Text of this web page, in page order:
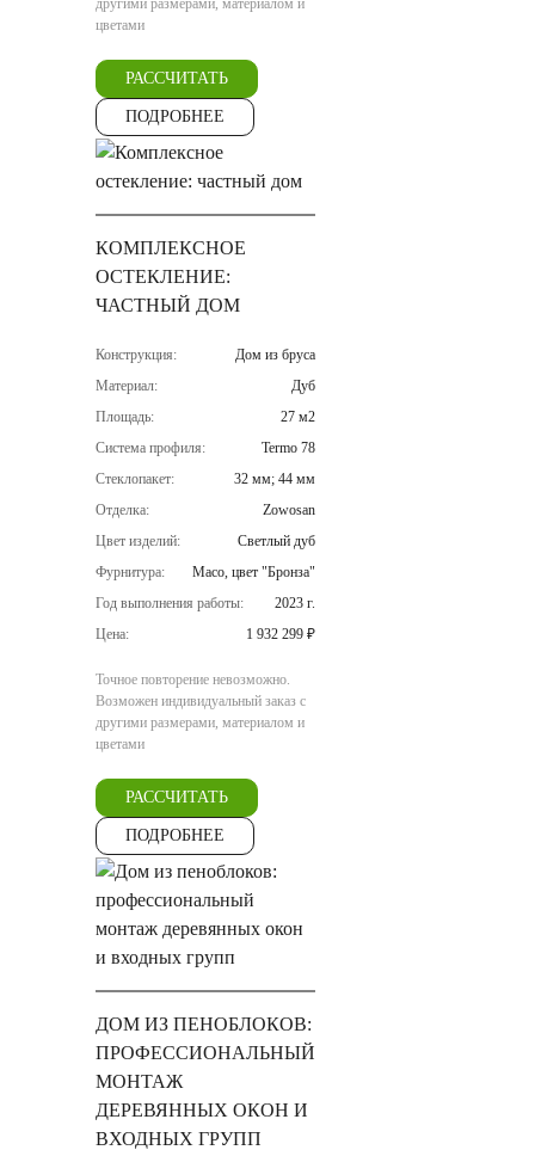
другими размерами, материалом и
цветами
РАССЧИТАТЬ
ПОДРОБНЕЕ
КОМПЛЕКСНОЕ
ОСТЕКЛЕНИЕ:
ЧАСТНЫЙ ДОМ
Конструкция:
Дом из бруса
Материал:
Дуб
Площадь:
27 м2
Система профиля:
Termo 78
Стеклопакет:
32 мм; 44 мм
Отделка:
Zowosan
Цвет изделий:
Светлый дуб
Фурнитура:
Maco, цвет "Бронза"
Год выполнения работы:
2023 г.
Цена:
1 932 299 ₽
Точное повторение невозможно.
Возможен индивидуальный заказ с
другими размерами, материалом и
цветами
РАССЧИТАТЬ
ПОДРОБНЕЕ
ДОМ ИЗ ПЕНОБЛОКОВ:
ПРОФЕССИОНАЛЬНЫЙ
МОНТАЖ
ДЕРЕВЯННЫХ ОКОН И
ВХОДНЫХ ГРУПП